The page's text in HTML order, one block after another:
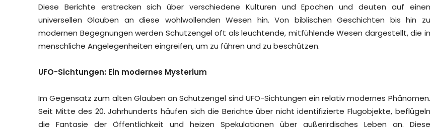
Diese Berichte erstrecken sich über verschiedene Kulturen und Epochen und deuten auf einen
universellen Glauben an diese wohlwollenden Wesen hin. Von biblischen Geschichten bis hin zu
modernen Begegnungen werden Schutzengel oft als leuchtende, mitfühlende Wesen dargestellt, die in
menschliche Angelegenheiten eingreifen, um zu führen und zu beschützen.
UFO-Sichtungen: Ein modernes Mysterium
Im Gegensatz zum alten Glauben an Schutzengel sind UFO-Sichtungen ein relativ modernes Phänomen.
Seit Mitte des 20. Jahrhunderts häufen sich die Berichte über nicht identifizierte Flugobjekte, beflügeln
die Fantasie der Öffentlichkeit und heizen Spekulationen über außerirdisches Leben an. Diese